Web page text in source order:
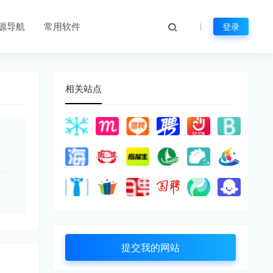
导航 常用软件 登录
相关站点
提交我的网站